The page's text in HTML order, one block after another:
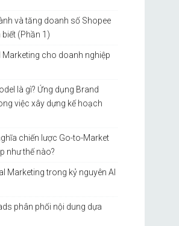
và tăng doanh số Shopee
(Phần 1)
Marketing cho doanh nghiệp
là gì? Ứng dụng Brand
việc xây dựng kế hoạch
chiến lược Go-to-Market
như thế nào?
Marketing trong kỷ nguyên AI
phân phối nội dung dựa